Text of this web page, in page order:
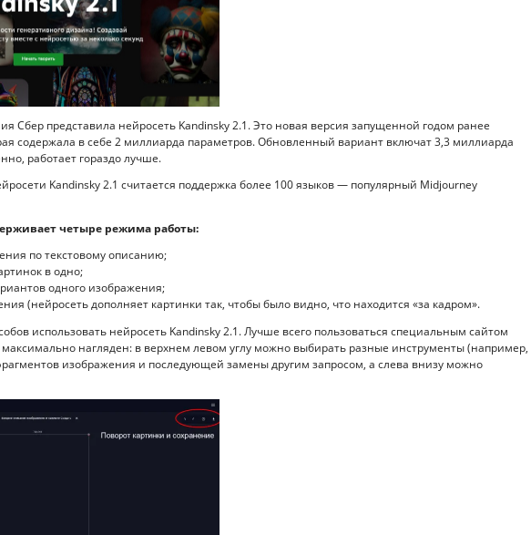
Сбер представила нейросеть Kandinsky 2.1. Это новая версия запущенной годом ранее
содержала в себе 2 миллиарда параметров. Обновленный вариант включат 3,3 миллиарда
работает гораздо лучше.
Kandinsky 2.1 считается поддержка более 100 языков — популярный Midjourney
четыре режима работы:
по текстовому описанию;
в одно;
одного изображения;
(нейросеть дополняет картинки так, чтобы было видно, что находится «за кадром».
использовать нейросеть Kandinsky 2.1. Лучше всего пользоваться специальным сайтом
максимально нагляден: в верхнем левом углу можно выбирать разные инструменты (например,
изображения и последующей замены другим запросом, а слева внизу можно